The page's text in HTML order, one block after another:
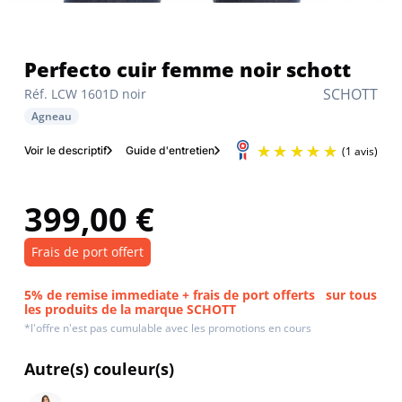
SCHOTT
Réf. LCW 1601D noir
Perfecto cuir femme noir schott
Agneau
Voir le descriptif Guide d'entretien
399,00 €
Frais de port offert
5% de remise immediate + frais de port offerts sur tous
les produits de la marque SCHOTT
*l'offre n'est pas cumulable avec les promotions en cours
Autre(s) couleur(s)